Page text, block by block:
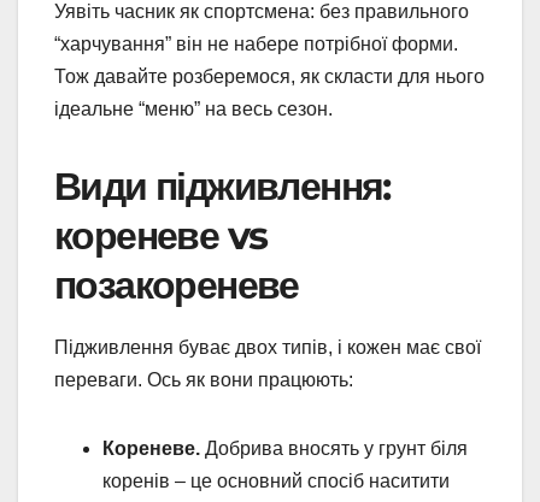
Уявіть часник як спортсмена: без правильного
“харчування” він не набере потрібної форми.
Тож давайте розберемося, як скласти для нього
ідеальне “меню” на весь сезон.
Види підживлення:
кореневе vs
позакореневе
Підживлення буває двох типів, і кожен має свої
переваги. Ось як вони працюють:
Кореневе. Добрива вносять у грунт біля
коренів – це основний спосіб наситити